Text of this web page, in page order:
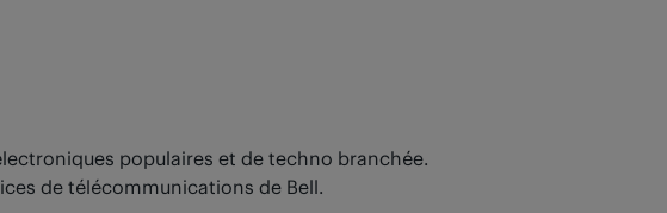
populaires et de techno branchée.
de télécommunications de Bell.